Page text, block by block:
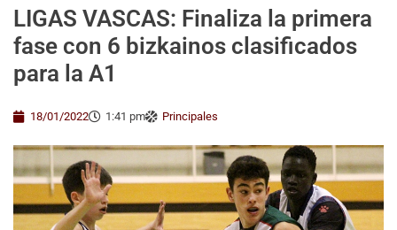
LIGAS VASCAS: Finaliza la primera
fase con 6 bizkainos clasificados
para la A1
18/01/2022 1:41 pm Principales